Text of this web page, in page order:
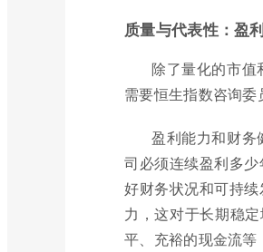
质量与代表性：盈
除了量化的市
需要恒生指数咨询委
盈利能力和财务
司必须连续盈利多
好财务状况和可持
力，这对于长期稳
平、充裕的现金流等